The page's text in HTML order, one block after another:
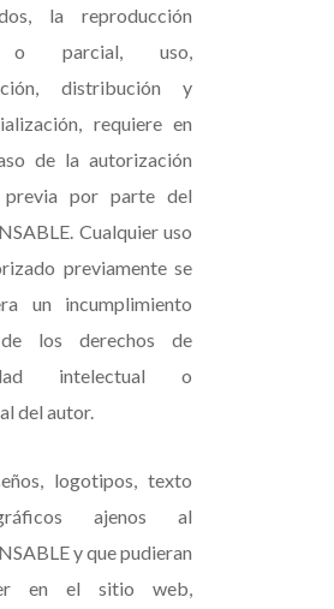
la reproducción
parcial, uso,
distribución y
requiere en
de la autorización
previa por parte del
Cualquier uso
previamente se
un incumplimiento
los derechos de
intelectual o
del autor.
logotipos, texto
ajenos al
y que pudieran
en el sitio web,